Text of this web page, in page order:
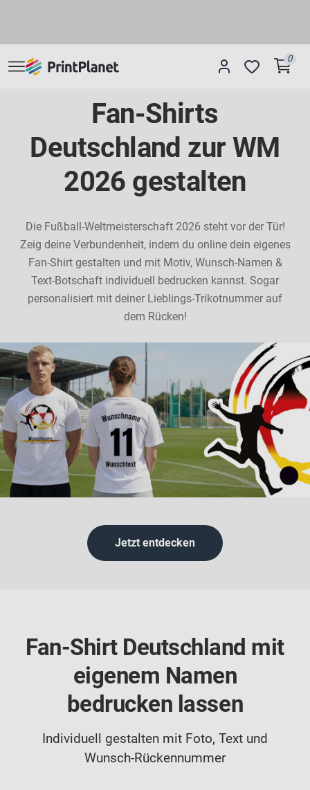
0
Fan-Shirts
Deutschland zur WM
2026 gestalten
Die Fußball-Weltmeisterschaft 2026 steht vor der Tür!
Zeig deine Verbundenheit, indem du online dein eigenes
Fan-Shirt gestalten und mit Motiv, Wunsch-Namen &
Text-Botschaft individuell bedrucken kannst. Sogar
personalisiert mit deiner Lieblings-Trikotnummer auf
dem Rücken!
Jetzt entdecken
Fan-Shirt Deutschland mit
eigenem Namen
bedrucken lassen
Individuell gestalten mit Foto, Text und
Wunsch-Rückennummer